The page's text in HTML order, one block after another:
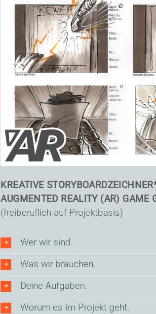
KREATIVE
AUGMENTED REALITY (AR) GAME
(freiberuflich auf Projektbasis)
Wer wir sind.
Was wir brauchen.
Deine Aufgaben.
Worum es im Projekt geht.